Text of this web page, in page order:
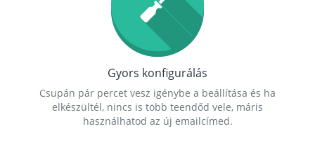
Gyors konfigurálás
Csupán pár percet vesz igénybe a beállítása és ha
elkészültél, nincs is több teendőd vele, máris
használhatod az új emailcímed.